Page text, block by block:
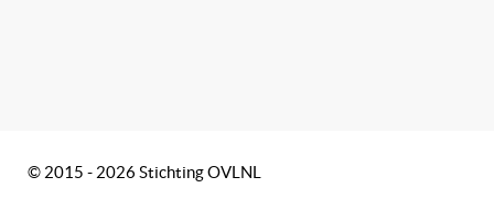
© 2015 - 2026 Stichting OVLNL